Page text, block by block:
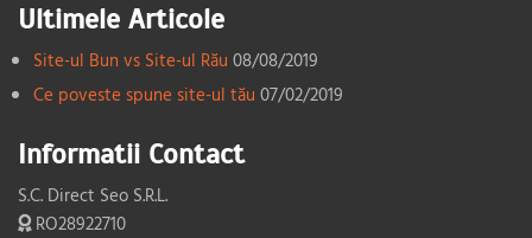
Ultimele Articole
Site-ul Bun vs Site-ul Rău 08/08/2019
Ce poveste spune site-ul tău 07/02/2019
Informatii Contact
S.C. Direct Seo S.R.L.
RO28922710